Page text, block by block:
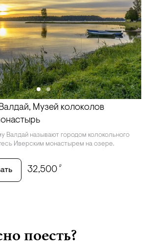
Музей колоколов
Валдай называют городом колокольного
Иверским монастырем на озере.
32,500 ₽
поесть?